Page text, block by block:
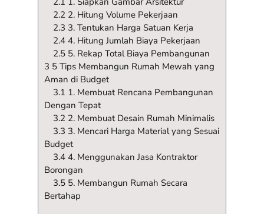
2.2 2. Hitung Volume Pekerjaan
2.3 3. Tentukan Harga Satuan Kerja
2.4 4. Hitung Jumlah Biaya Pekerjaan
2.5 5. Rekap Total Biaya Pembangunan
3 5 Tips Membangun Rumah Mewah yang
Aman di Budget
3.1 1. Membuat Rencana Pembangunan
Dengan Tepat
3.2 2. Membuat Desain Rumah Minimalis
3.3 3. Mencari Harga Material yang Sesuai
Budget
3.4 4. Menggunakan Jasa Kontraktor
Borongan
3.5 5. Membangun Rumah Secara
Bertahap